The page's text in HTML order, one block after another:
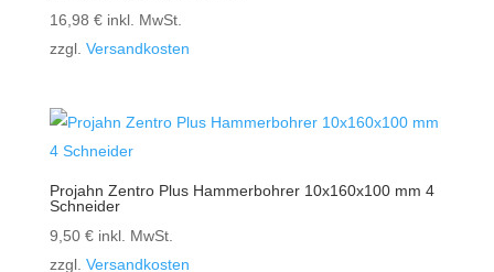
16,98 € inkl. MwSt.
zzgl. Versandkosten
Projahn Zentro Plus Hammerbohrer 10x160x100 mm 4
Schneider
9,50 € inkl. MwSt.
zzgl. Versandkosten